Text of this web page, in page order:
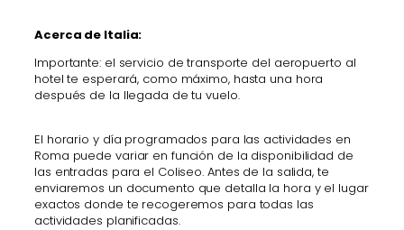
Acerca de Italia:
Importante: el servicio de transporte del aeropuerto al
hotel te esperará, como máximo, hasta una hora
después de la llegada de tu vuelo.
El horario y día programados para las actividades en
Roma puede variar en función de la disponibilidad de
las entradas para el Coliseo. Antes de la salida, te
enviaremos un documento que detalla la hora y el lugar
exactos donde te recogeremos para todas las
actividades planificadas.